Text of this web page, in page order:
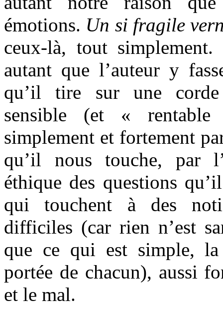
émotions. Un si fragile
ceux-là, tout
autant que l’auteur y
qu’il tire sur une
sensible (et «
simplement et fortement
qu’il nous touche, par
éthique des questions
qui touchent à des
difficiles (car rien n’est
que ce qui est simple,
portée de chacun), aussi
et le mal.